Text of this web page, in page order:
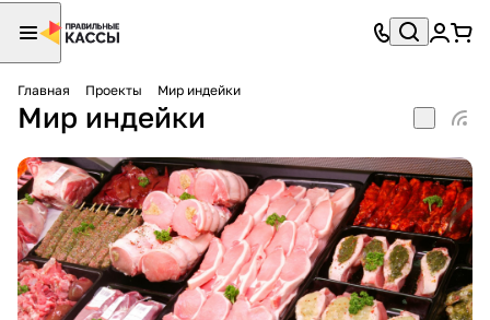
Главная Проекты Мир индейки
Мир индейки